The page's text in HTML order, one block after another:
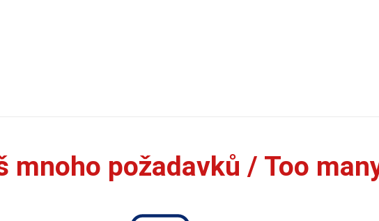
mnoho požadavků / Too